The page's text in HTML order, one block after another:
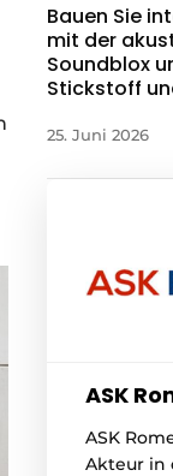
Bauen Sie
mit der
Soundblox
Stickstoff
25. Juni 2026
ASK
ASK
Akteur in